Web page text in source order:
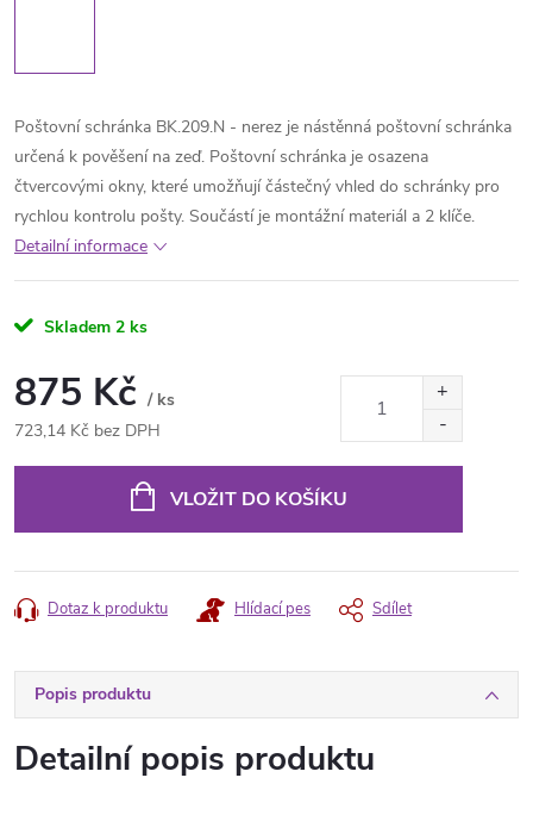
Poštovní schránka BK.209.N - nerez je nástěnná poštovní schránka
určená k pověšení na zeď. Poštovní schránka je osazena
čtvercovými okny, které umožňují částečný vhled do schránky pro
rychlou kontrolu pošty. Součástí je montážní materiál a 2 klíče.
Detailní informace
Skladem 2 ks
875 Kč / ks
723,14 Kč bez DPH
VLOŽIT DO KOŠÍKU
Dotaz k produktu Hlídací pes Sdílet
Popis produktu
Detailní popis produktu